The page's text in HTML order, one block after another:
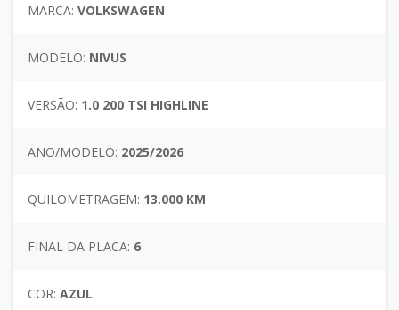
MARCA: VOLKSWAGEN
MODELO: NIVUS
VERSÃO: 1.0 200 TSI HIGHLINE
ANO/MODELO: 2025/2026
QUILOMETRAGEM: 13.000 KM
FINAL DA PLACA: 6
COR: AZUL